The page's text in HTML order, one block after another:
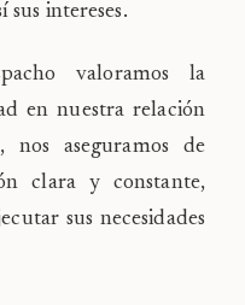
sus intereses.
valoramos la
en nuestra relación
nos aseguramos de
clara y constante,
sus necesidades